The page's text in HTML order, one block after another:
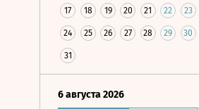
17 18 19 20 21 22 23
24 25 26 27 28 29 30
31
6 августа 2026